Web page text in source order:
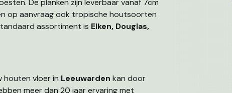
De planken zijn leverbaar vanaf 7cm
op aanvraag ook tropische houtsoorten
assortiment is EIken, Douglas,
houten vloer in Leeuwarden kan door
meer dan 20 jaar ervaring met